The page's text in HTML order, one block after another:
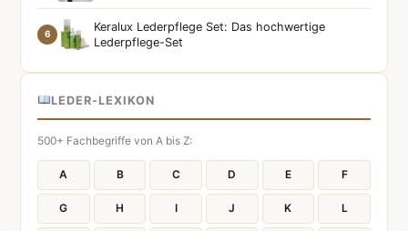
6
Keralux Lederpflege Set: Das hochwertige
Lederpflege-Set
LEDER-LEXIKON
500+ Fachbegriffe von A bis Z:
A B C D E F
G H I J K L